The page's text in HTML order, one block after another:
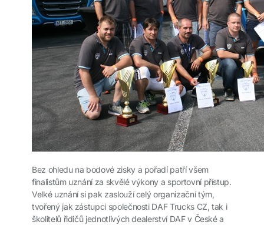
Bez ohledu na bodové zisky a pořadí patří všem
finalistům uznání za skvělé výkony a sportovní přístup.
Velké uznání si pak zaslouží celý organizační tým,
tvořený jak zástupci společnosti DAF Trucks CZ, tak i
školitelů řidičů jednotlivých dealerství DAF v České a